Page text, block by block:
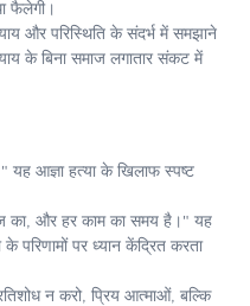
फैलेगी।
और परिस्थिति के संदर्भ में समझाने
के बिना समाज लगातार संकट में
यह आज्ञा हत्या के खिलाफ स्पष्ट
का, और हर काम का समय है।" यह
परिणामों पर ध्यान केंद्रित करता
न करो, प्रिय आत्माओं, बल्कि